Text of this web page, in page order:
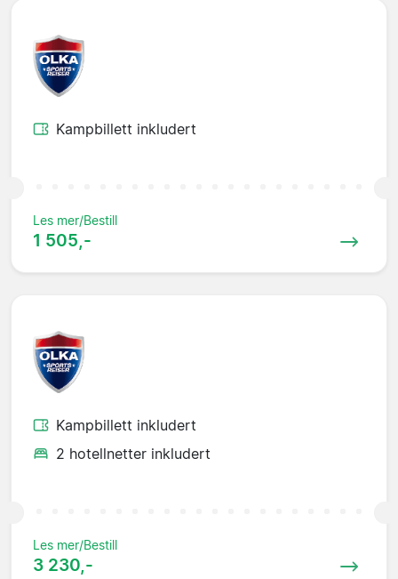
Kampbillett inkludert
Les mer/Bestill
1 505,-
Kampbillett inkludert
2 hotellnetter inkludert
Les mer/Bestill
3 230,-